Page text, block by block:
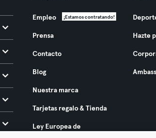
Empleo ¡Estamos contratando!
Prensa
Contacto
Blog
Nuestra marca
Tarjetas regalo & Tienda
Ley Europea de
Hazte